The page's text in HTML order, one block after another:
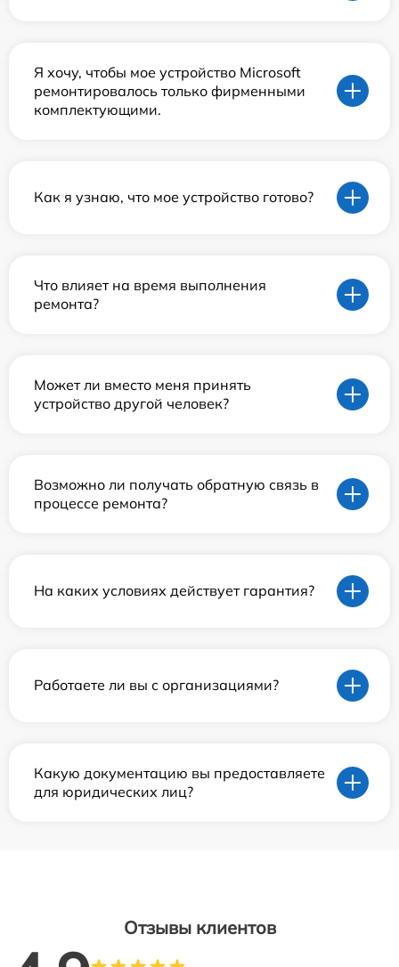
Я хочу, чтобы мое устройство Microsoft
ремонтировалось только фирменными
комплектующими.
Как я узнаю, что мое устройство готово?
Что влияет на время выполнения
ремонта?
Может ли вместо меня принять
устройство другой человек?
Возможно ли получать обратную связь в
процессе ремонта?
На каких условиях действует гарантия?
Работаете ли вы с организациями?
Какую документацию вы предоставляете
для юридических лиц?
Отзывы клиентов